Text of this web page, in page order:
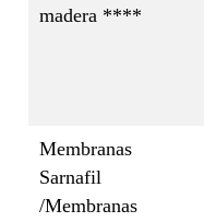
madera ****
Membranas
Sarnafil
/Membranas